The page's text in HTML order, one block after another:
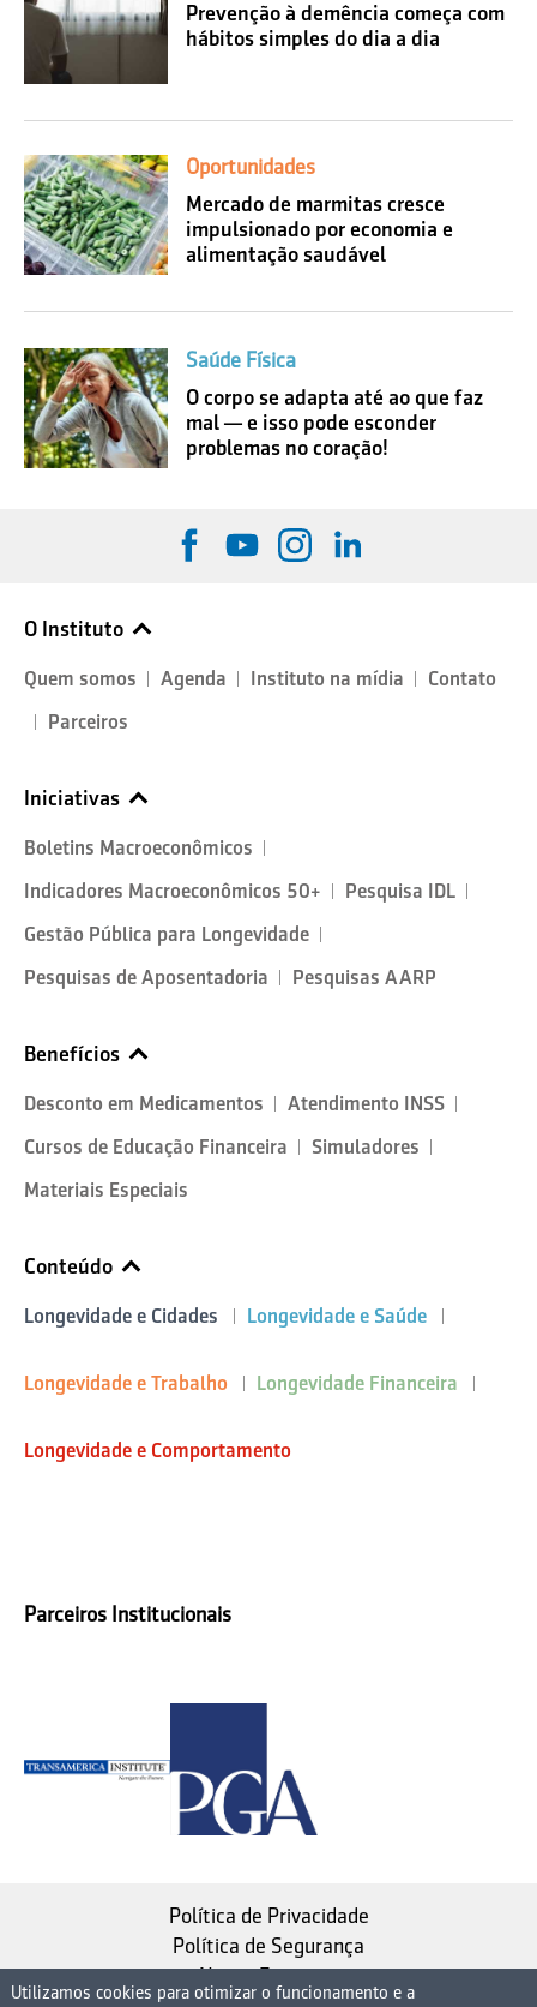
Prevenção à demência começa com
hábitos simples do dia a dia
Oportunidades
Mercado de marmitas cresce
impulsionado por economia e
alimentação saudável
Saúde Física
O corpo se adapta até ao que faz
mal — e isso pode esconder
problemas no coração!
O Instituto
Quem somos Agenda Instituto na mídia
Contato
Parceiros
Iniciativas
Boletins Macroeconômicos
Indicadores Macroeconômicos 50+
Pesquisa IDL
Gestão Pública para Longevidade
Pesquisas de Aposentadoria
Pesquisas AARP
Benefícios
Desconto em Medicamentos
Atendimento INSS
Cursos de Educação Financeira
Simuladores
Materiais Especiais
Conteúdo
Longevidade e Cidades Longevidade e Saúde
Longevidade e Trabalho Longevidade Financeira
Longevidade e Comportamento
Parceiros Institucionais
Política de Privacidade
Política de Segurança
Nosso Estatuto
Utilizamos cookies para otimizar o funcionamento e a